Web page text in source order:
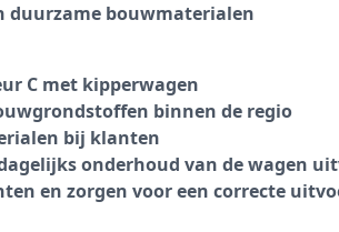
duurzame bouwmaterialen
C met kipperwagen
binnen de regio
bij klanten
onderhoud van de wagen
en zorgen voor een correcte